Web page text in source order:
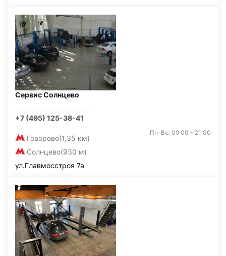
Сервис Солнцево
+7 (495) 125-38-41
Говорово(1,35 км)
Солнцево(930 м)
Пн-Вс: 09:00 - 21:00
ул.Главмосстроя 7а